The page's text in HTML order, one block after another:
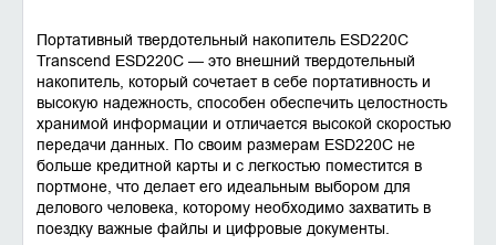
Портативный твердотельный накопитель ESD220C
Transcend ESD220C — это внешний твердотельный
накопитель, который сочетает в себе портативность и
высокую надежность, способен обеспечить целостность
хранимой информации и отличается высокой скоростью
передачи данных. По своим размерам ESD220C не
больше кредитной карты и с легкостью поместится в
портмоне, что делает его идеальным выбором для
делового человека, которому необходимо захватить в
поездку важные файлы и цифровые документы.